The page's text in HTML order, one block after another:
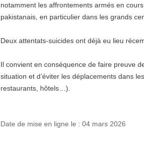
notamment les affrontements armés en
pakistanais, en particulier dans les grands
Deux attentats-suicides ont déjà eu lieu
Il convient en conséquence de faire preuve
situation et d’éviter les déplacements dans
restaurants, hôtels…).
Date de mise en ligne le : 04 mars 2026